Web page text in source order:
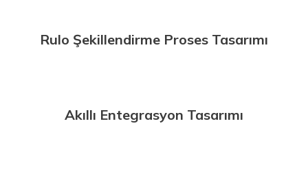
Rulo Şekillendirme Proses Tasarımı
Akıllı Entegrasyon Tasarımı